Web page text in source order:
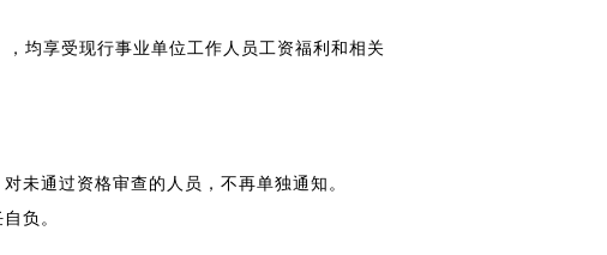
均享受现行事业单位工作人员工资福利和相关
未通过资格审查的人员，不再单独通知。
负。